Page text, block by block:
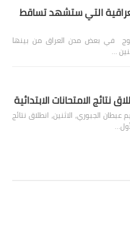
التي ستشهد تساقط
في بعض مدن العراق من بينها
نتائج الامتحانات الابتدائية
عبطان الجبوري، الاثنين، انطلاق نتائج